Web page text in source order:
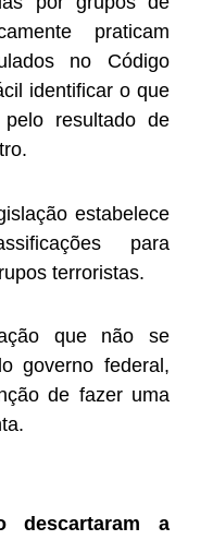
praticam
no Código
identificar o que
resultado de
estabelece
para
terroristas.
que não se
governo federal,
de fazer uma
descartaram a